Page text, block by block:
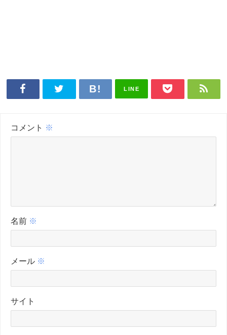
LINE
コメント ※
名前 ※
メール ※
サイト